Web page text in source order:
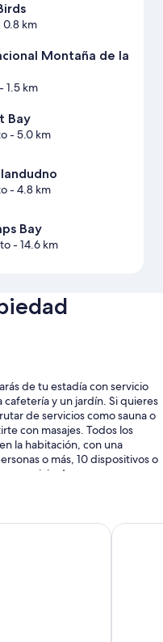
km
Montaña de la
1.5 km
Bay
- 5.0 km
- 4.8 km
Bay
- 14.6 km
de tu estadía con servicio
y un jardín. Si quieres
de servicios como sauna o
con masajes. Todos los
la habitación, con una
o más, 10 dispositivos o
servicio de
Simon's